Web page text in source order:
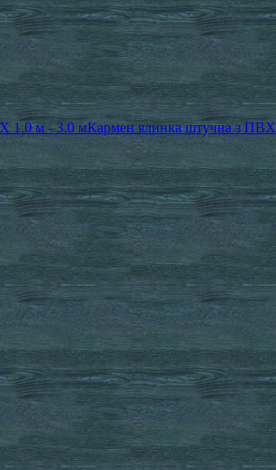
1.0 м - 3.0 мКармен ялинка штучна з ПВХ